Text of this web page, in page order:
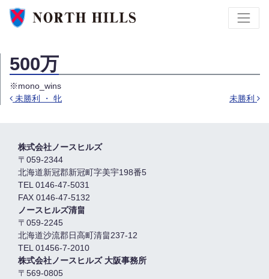
500万
※mono_wins
未勝利 ・ 牝 未勝利
株式会社ノースヒルズ
〒059-2344
北海道新冠郡新冠町字美宇198番5
TEL 0146-47-5031
FAX 0146-47-5132
ノースヒルズ清畠
〒059-2245
北海道沙流郡日高町清畠237-12
TEL 01456-7-2010
株式会社ノースヒルズ 大阪事務所
〒569-0805